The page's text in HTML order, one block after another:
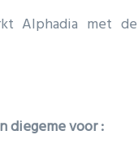
Alphadia met
diegeme voor :